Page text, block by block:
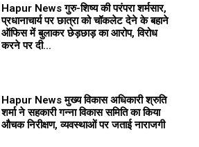
Hapur News गुरु-शिष्य की परंपरा शर्मसार,
प्रधानाचार्य पर छात्रा को चॉकलेट देने के बहाने
ऑफिस में बुलाकर छेड़छाड़ का आरोप, विरोध
करने पर दी...
Hapur News मुख्य विकास अधिकारी श्रुति
शर्मा ने सहकारी गन्ना विकास समिति का किया
औचक निरीक्षण, व्यवस्थाओं पर जताई नाराजगी